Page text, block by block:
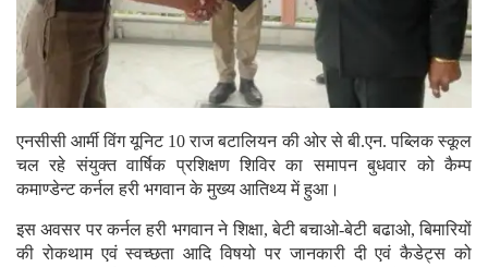
एनसीसी आर्मी विंग यूनिट 10 राज बटालियन की ओर से बी.एन. पब्लिक स्कूल
चल रहे संयुक्त वार्षिक प्रशिक्षण शिविर का समापन बुधवार को कैम्प
कमाण्डेन्ट कर्नल हरी भगवान के मुख्य आतिथ्य में हुआ।
इस अवसर पर कर्नल हरी भगवान ने शिक्षा, बेटी बचाओ-बेटी बढाओ, बिमारियों
की रोकथाम एवं स्वच्छता आदि विषयो पर जानकारी दी एवं कैडेट्स को